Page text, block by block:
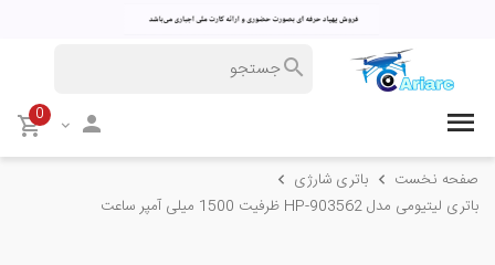
0
صفحه نخست
باتری شارژی
باتری لیتیومی مدل HP-903562 ظرفیت 1500 میلی آمپر ساعت